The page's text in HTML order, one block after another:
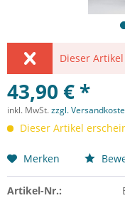
Dieser
43,90 € *
inkl. MwSt.zzgl.
Dieser Artikel
Merken
Artikel-Nr.: